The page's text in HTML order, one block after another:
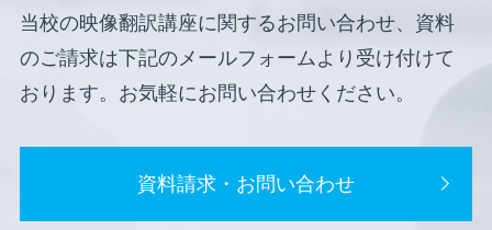
当校の映像翻訳講座に関するお問い合わせ、資料
のご請求は下記のメールフォームより受け付けて
おります。お気軽にお問い合わせください。
資料請求・お問い合わせ